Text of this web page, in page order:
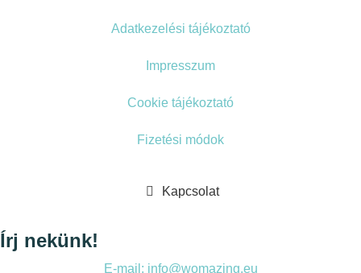
Adatkezelési tájékoztató
Impresszum
Cookie tájékoztató
Fizetési módok
Kapcsolat
Írj nekünk!
E-mail: info@womazing.eu